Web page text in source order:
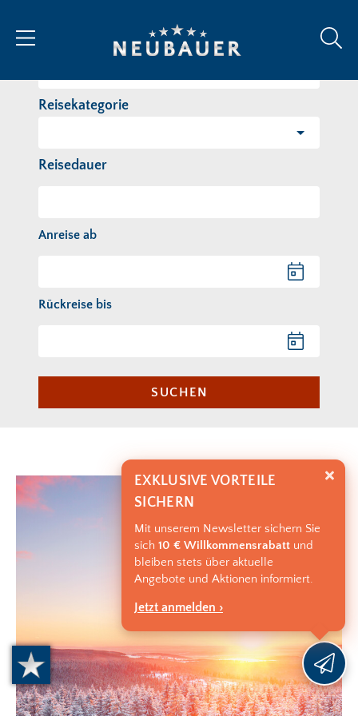
Reisekategorie
Reisedauer
Anreise ab
Rückreise bis
SUCHEN
EXKLUSIVE VORTEILE
SICHERN
Mit unserem Newsletter sichern Sie
sich 10 € Willkommensrabatt und
bleiben stets über aktuelle
Angebote und Aktionen informiert.
Jetzt anmelden ›